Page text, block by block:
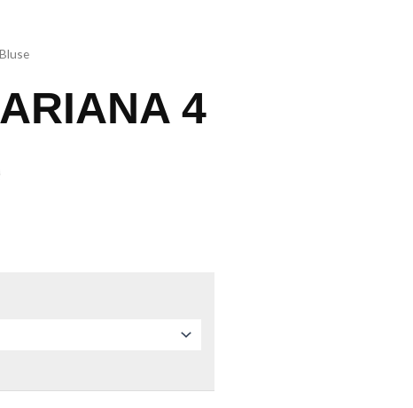
4